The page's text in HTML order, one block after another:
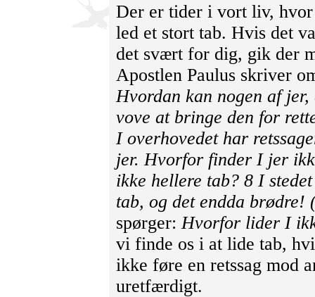
Der er tider i vort liv,
led et stort tab. Hvis det
det svært for dig, gik der
Apostlen Paulus skriver
Hvordan kan nogen af
vove at bringe den for
I overhovedet har
jer. Hvorfor finder I jer
ikke hellere tab? 8 I
tab, og det endda brødre!
spørger:Hvorfor lider I
vi finde os i at lide tab,
ikke føre en retssag mod
uretfærdigt.